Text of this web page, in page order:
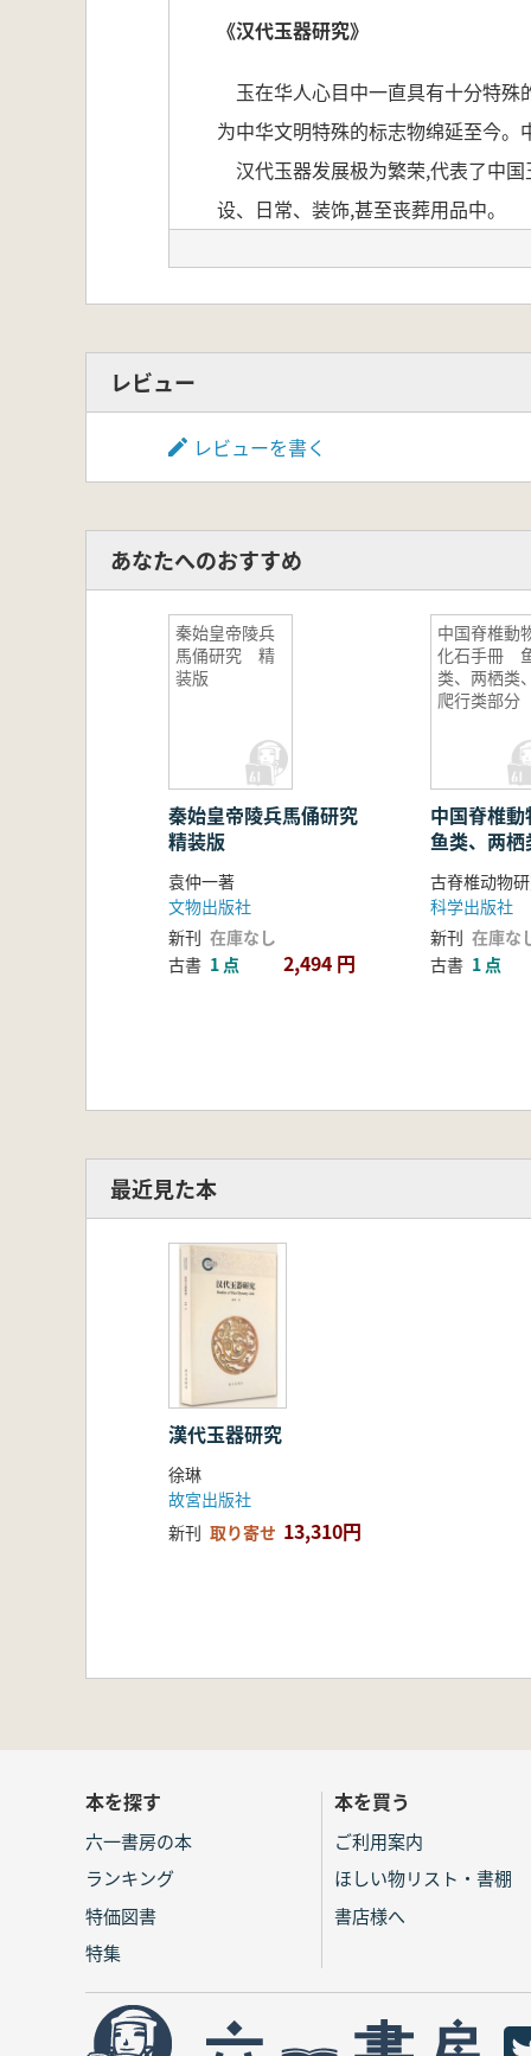
《汉代玉器研究》
玉在华人心目中一直具有十分特殊
为中华文明特殊的标志物绵延至今。
汉代玉器发展极为繁荣,代表了中
设、日常、装饰,甚至丧葬用品中。
汉代玉器的装饰风格也丰富多彩,
華させました。これにより、玉は単
漢代の玉器は非常に発展し、中国
器が現れ、広範にわたる展示、日常
漢代の玉器の装飾スタイルも多彩
の精巧な玉器が作られました。本書
の玉器の形状、製作技術、装飾ス
レビュー
レビューを書く
あなたへのおすすめ
秦始皇帝陵兵
馬俑研究 精
装版
秦始皇帝陵兵馬俑研究
精装版
袁仲一著
文物出版社
新刊 在庫なし
古書 1 点 2,494 円
中国脊椎動
化石手冊
类、两栖类、
爬行类部分
中国脊椎
鱼类、两
分
科学出版社
新刊 在庫な
古書 1 点
最近見た本
漢代玉器研究
徐琳
故宮出版社
新刊 取り寄せ 13,310円
本を探す
六一書房の本
ランキング
特価図書
特集
本を買う
ご利用案内
ほしい物リスト・書棚
書店様へ